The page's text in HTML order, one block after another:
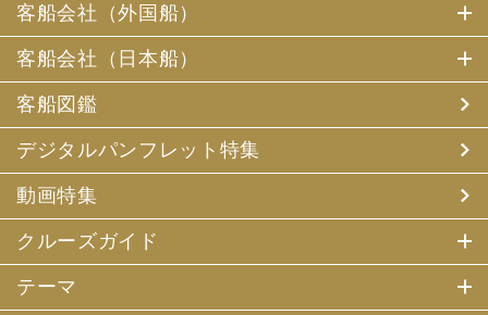
客船会社（外国船）
客船会社（日本船）
客船図鑑
デジタルパンフレット特集
動画特集
クルーズガイド
テーマ